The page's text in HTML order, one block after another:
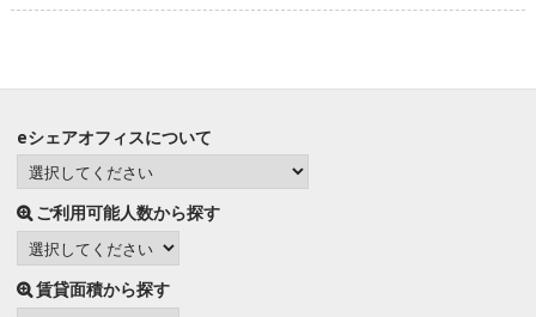
eシェアオフィスについて
ご利用可能人数から探す
賃貸面積から探す